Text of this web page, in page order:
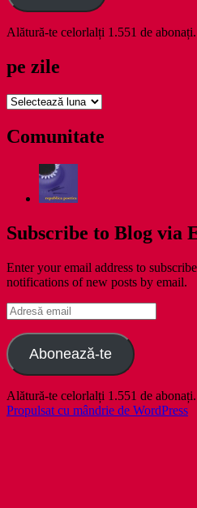
Alătură-te celorlalți 1.551 de abonați.
pe zile
pe
Comunitate
Subscribe to Blog via
Enter your email address to
notifications of new posts by email.
Adresă
email
Abonează-te
Alătură-te celorlalți 1.551 de abonați.
Propulsat cu mândrie de WordPress